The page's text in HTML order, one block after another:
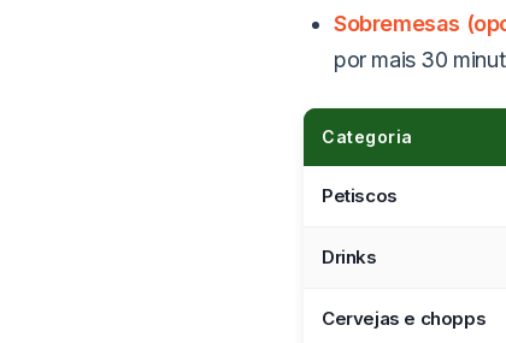
Sobremesas
por mais 30
Categoria
Petiscos
Drinks
Cervejas e chopps